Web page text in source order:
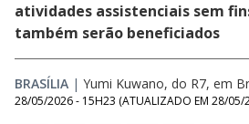
atividades assistenciais sem
também serão beneficiados
BRASÍLIA | Yumi Kuwano, do R7, em
28/05/2026 - 15H23 (ATUALIZADO EM 28/05/